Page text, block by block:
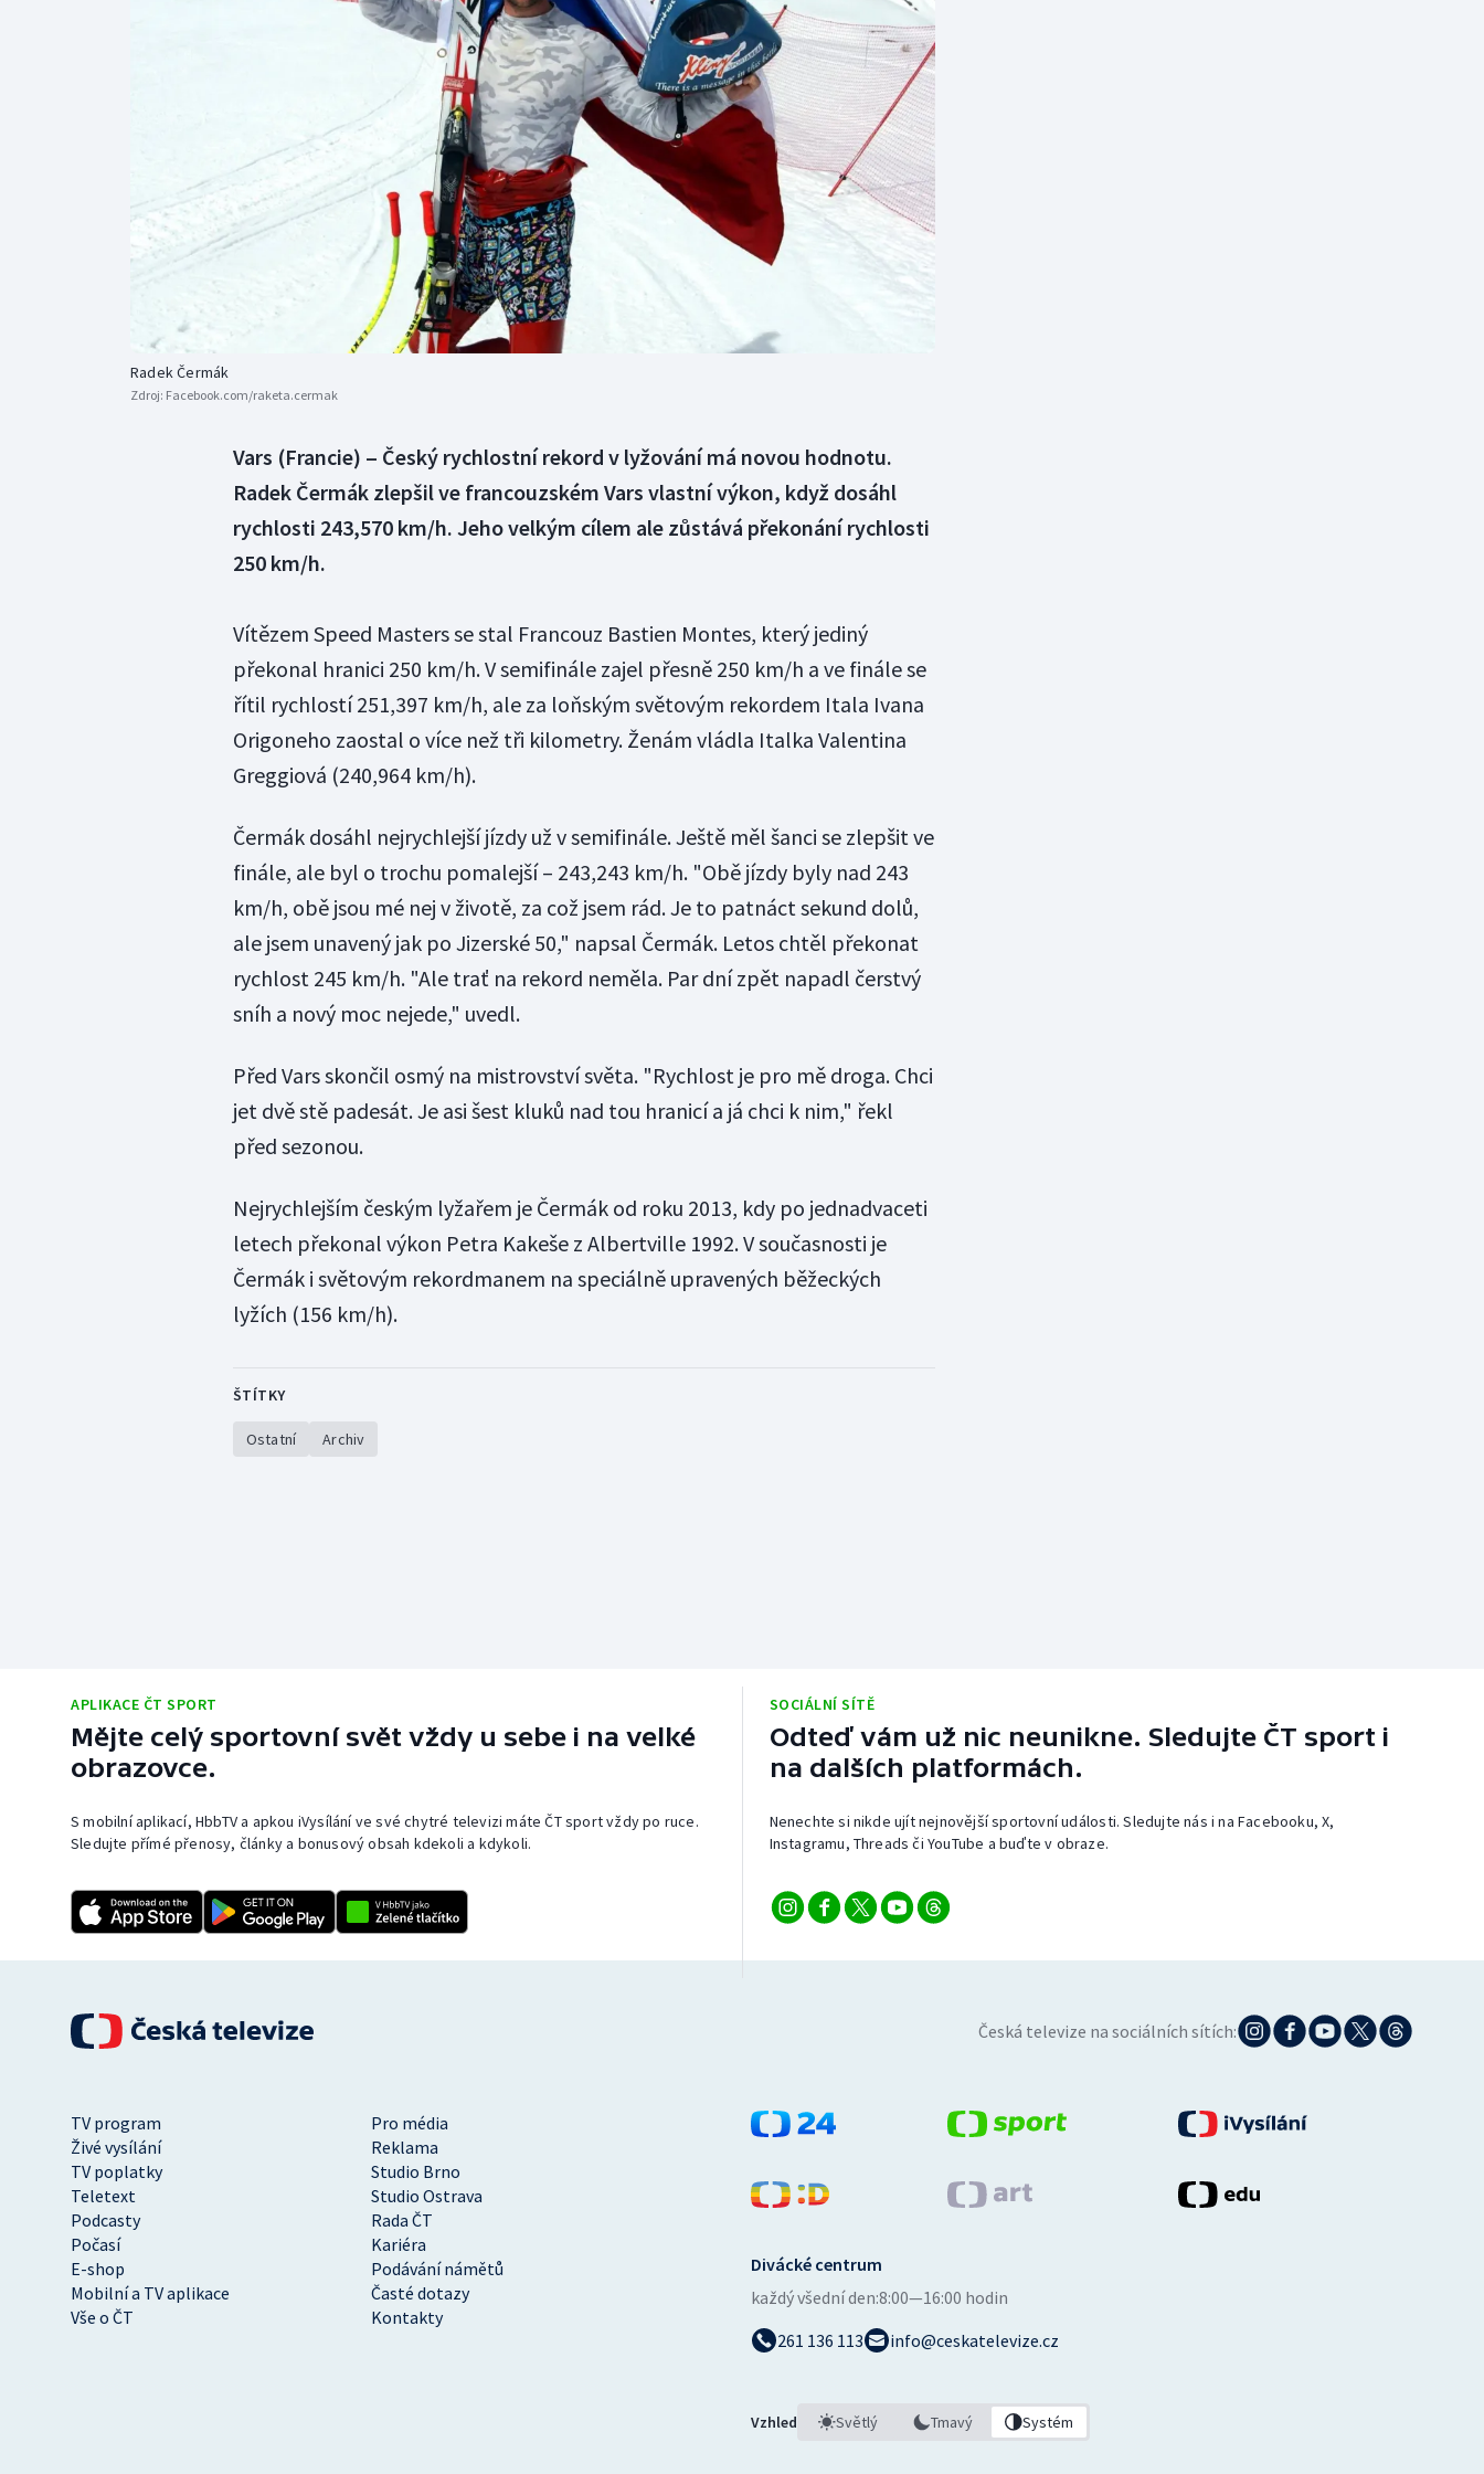
Curling
Florbal
Futsal
Gymnastika
Moderní pětiboj
Motorsport
Olympijské hry
Parasport
Plážový volejbal
Veslování
Vodní slalom
Volejbal
Ostatní
Radek Čermák
Zdroj: Facebook.com/raketa.cermak
Vars (Francie) ‒ Český rychlostní rekord v lyžování má novou hodnotu.
Radek Čermák zlepšil ve francouzském Vars vlastní výkon, když dosáhl
rychlosti 243,570 km/h. Jeho velkým cílem ale zůstává překonání rychlosti
250 km/h.
Vítězem Speed Masters se stal Francouz Bastien Montes, který jediný
překonal hranici 250 km/h. V semifinále zajel přesně 250 km/h a ve finále se
řítil rychlostí 251,397 km/h, ale za loňským světovým rekordem Itala Ivana
Origoneho zaostal o více než tři kilometry. Ženám vládla Italka Valentina
Greggiová (240,964 km/h).
Čermák dosáhl nejrychlejší jízdy už v semifinále. Ještě měl šanci se zlepšit ve
finále, ale byl o trochu pomalejší ‒ 243,243 km/h. "Obě jízdy byly nad 243
km/h, obě jsou mé nej v životě, za což jsem rád. Je to patnáct sekund dolů,
ale jsem unavený jak po Jizerské 50," napsal Čermák. Letos chtěl překonat
rychlost 245 km/h. "Ale trať na rekord neměla. Par dní zpět napadl čerstvý
sníh a nový moc nejede," uvedl.
Před Vars skončil osmý na mistrovství světa. "Rychlost je pro mě droga. Chci
jet dvě stě padesát. Je asi šest kluků nad tou hranicí a já chci k nim," řekl
před sezonou.
Nejrychlejším českým lyžařem je Čermák od roku 2013, kdy po jednadvaceti
letech překonal výkon Petra Kakeše z Albertville 1992. V současnosti je
Čermák i světovým rekordmanem na speciálně upravených běžeckých
lyžích (156 km/h).
ŠTÍTKY
Ostatní Archiv
APLIKACE ČT SPORT
Mějte celý sportovní svět vždy u sebe i na velké
obrazovce.
S mobilní aplikací, HbbTV a apkou iVysílání ve své chytré televizi máte ČT sport vždy po ruce.
Sledujte přímé přenosy, články a bonusový obsah kdekoli a kdykoli.
SOCIÁLNÍ SÍTĚ
Odteď vám už nic neunikne. Sledujte ČT sport i
na dalších platformách.
Nenechte si nikde ujít nejnovější sportovní události. Sledujte nás i na Facebooku, X,
Instagramu, Threads či YouTube a buďte v obraze.
Česká televize na sociálních sítích:
TV program
Pro média
Živé vysílání
Reklama
TV poplatky
Studio Brno
Teletext
Studio Ostrava
Podcasty
Rada ČT
Počasí
Kariéra
E-shop
Podávání námětů
Mobilní a TV aplikace
Časté dotazy
Vše o ČT
Kontakty
Divácké centrum
každý všední den:8:00—16:00 hodin
261 136 113
info@ceskatelevize.cz
Vzhled Světlý Tmavý Systém